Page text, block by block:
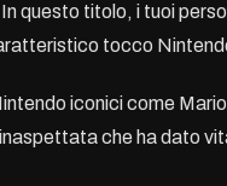
questo titolo, i tuoi
tocco
iconici come
che ha dato